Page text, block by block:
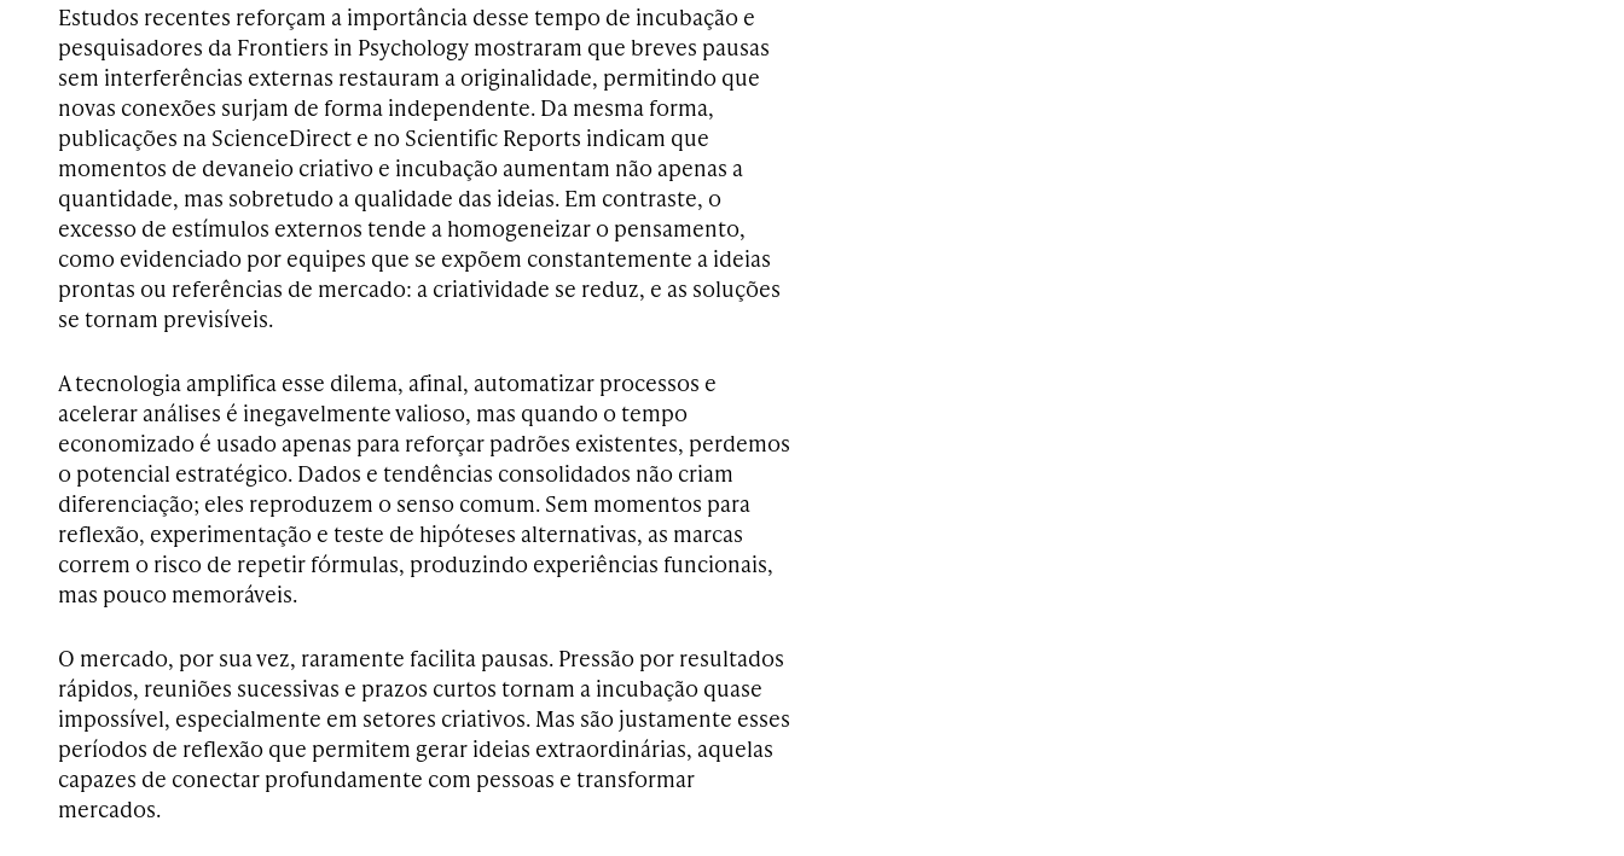
Estudos recentes reforçam a importância desse tempo de incubação e
pesquisadores da Frontiers in Psychology mostraram que breves pausas
sem interferências externas restauram a originalidade, permitindo que
novas conexões surjam de forma independente. Da mesma forma,
publicações na ScienceDirect e no Scientific Reports indicam que
momentos de devaneio criativo e incubação aumentam não apenas a
quantidade, mas sobretudo a qualidade das ideias. Em contraste, o
excesso de estímulos externos tende a homogeneizar o pensamento,
como evidenciado por equipes que se expõem constantemente a ideias
prontas ou referências de mercado: a criatividade se reduz, e as soluções
se tornam previsíveis.
A tecnologia amplifica esse dilema, afinal, automatizar processos e
acelerar análises é inegavelmente valioso, mas quando o tempo
economizado é usado apenas para reforçar padrões existentes, perdemos
o potencial estratégico. Dados e tendências consolidados não criam
diferenciação; eles reproduzem o senso comum. Sem momentos para
reflexão, experimentação e teste de hipóteses alternativas, as marcas
correm o risco de repetir fórmulas, produzindo experiências funcionais,
mas pouco memoráveis.
O mercado, por sua vez, raramente facilita pausas. Pressão por resultados
rápidos, reuniões sucessivas e prazos curtos tornam a incubação quase
impossível, especialmente em setores criativos. Mas são justamente esses
períodos de reflexão que permitem gerar ideias extraordinárias, aquelas
capazes de conectar profundamente com pessoas e transformar
mercados.